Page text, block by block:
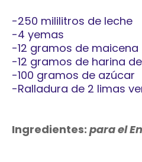
-250 mililitros de leche
-4 yemas
-12 gramos de maicena
-12 gramos de harina
-100 gramos de azúcar
-Ralladura de 2 limas
Ingredientes: para el